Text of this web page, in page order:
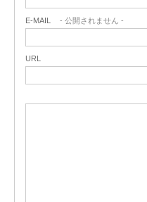
E-MAIL - 公開されません -
URL